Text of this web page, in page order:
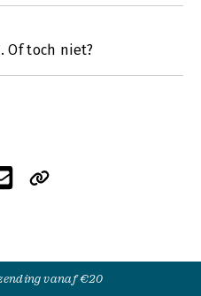
Of toch niet?
vanaf €20